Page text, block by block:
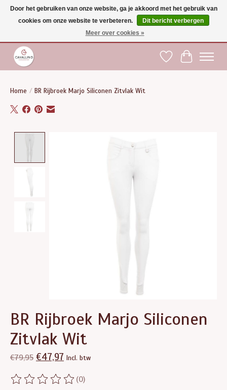
Gratis verzending vanaf €75 binnen BE - vanaf €100 naar EU | Voor 17:00 besteld is
dezelfde dag verzonden | Klantendienst: +32 (0)51 21 27 00 |
Verlanglijst
Home / BR Rijbroek Marjo Siliconen Zitvlak Wit
BR Rijbroek Marjo Siliconen
Zitvlak Wit
€79,95 €47,97 Incl. btw
De beoordeling van dit product is
(0)
Door het gebruiken van onze website, ga je akkoord met het gebruik van
cookies om onze website te verbeteren.
Dit bericht verbergen
Meer over cookies »